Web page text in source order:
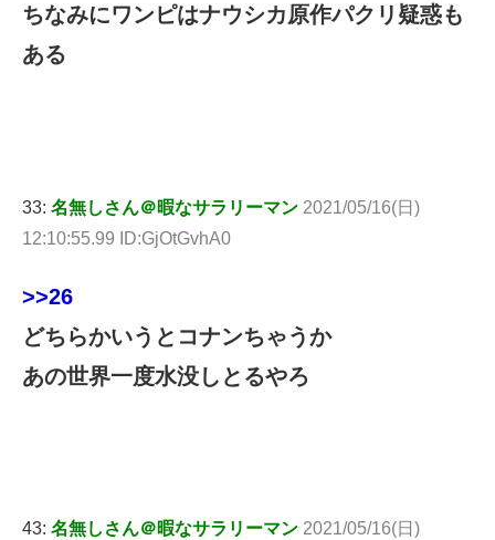
ちなみにワンピはナウシカ原作パクリ疑惑も
ある
33: 名無しさん＠暇なサラリーマン 2021/05/16(日)
12:10:55.99 ID:GjOtGvhA0
>>26
どちらかいうとコナンちゃうか
あの世界一度水没しとるやろ
43: 名無しさん＠暇なサラリーマン 2021/05/16(日)